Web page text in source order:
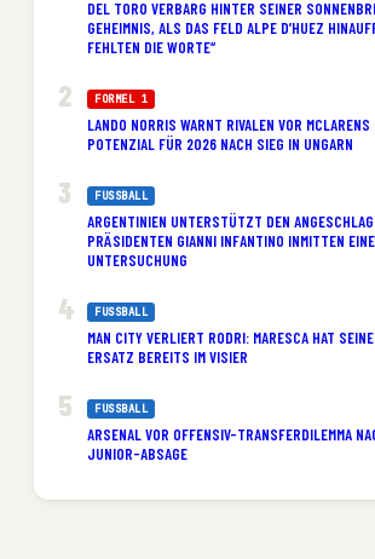
DEL TORO VERBARG HINTER SEINER
EHEIMNIS, ALS DAS FELD ALPE D’HUEZ
EHLTEN DIE WORTE“
FORMEL 1
LANDO NORRIS WARNT RIVALEN VOR
POTENZIAL FÜR 2026 NACH SIEG IN UNGARN
FUSSBALL
ARGENTINIEN UNTERSTÜTZT DEN
PRÄSIDENTEN GIANNI INFANTINO INMITTEN
UNTERSUCHUNG
FUSSBALL
MAN CITY VERLIERT RODRI: MARESCA HAT
ERSATZ BEREITS IM VISIER
FUSSBALL
ARSENAL VOR OFFENSIV-TRANSFERDILEMMA
JUNIOR-ABSAGE